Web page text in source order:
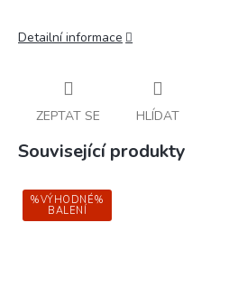
Detailní informace
ZEPTAT SE HLÍDAT
Související produkty
%VÝHODNÉ%
BALENÍ